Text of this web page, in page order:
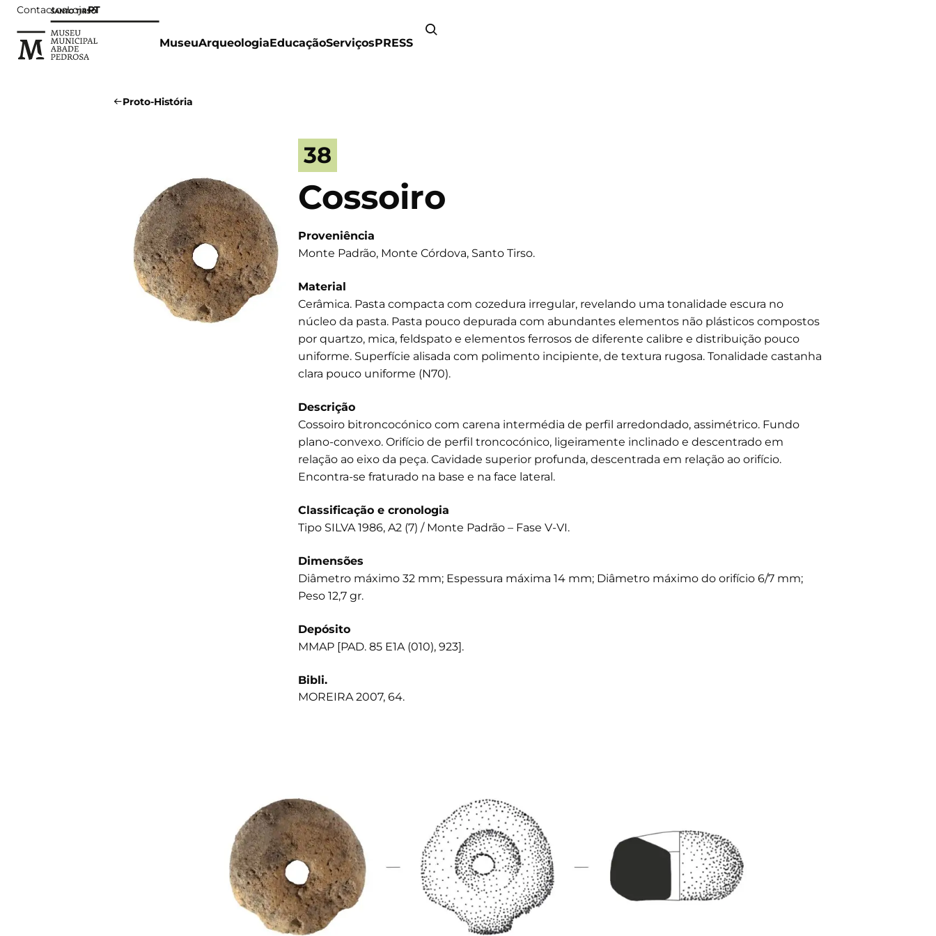
ContactosLojaPT
MuseuArqueologiaEducaçãoServiçosPRESS
Proto-História
38
Cossoiro
Proveniência
Monte Padrão, Monte Córdova, Santo Tirso.
Material
Cerâmica. Pasta compacta com cozedura irregular, revelando uma tonalidade escura no
núcleo da pasta. Pasta pouco depurada com abundantes elementos não plásticos compostos
por quartzo, mica, feldspato e elementos ferrosos de diferente calibre e distribuição pouco
uniforme. Superfície alisada com polimento incipiente, de textura rugosa. Tonalidade castanha
clara pouco uniforme (N70).
Descrição
Cossoiro bitroncocónico com carena intermédia de perfil arredondado, assimétrico. Fundo
plano-convexo. Orifício de perfil troncocónico, ligeiramente inclinado e descentrado em
relação ao eixo da peça. Cavidade superior profunda, descentrada em relação ao orifício.
Encontra-se fraturado na base e na face lateral.
Classificação e cronologia
Tipo SILVA 1986, A2 (7) / Monte Padrão – Fase V-VI.
Dimensões
Diâmetro máximo 32 mm; Espessura máxima 14 mm; Diâmetro máximo do orifício 6/7 mm;
Peso 12,7 gr.
Depósito
MMAP [PAD. 85 E1A (010), 923].
Bibli.
MOREIRA 2007, 64.